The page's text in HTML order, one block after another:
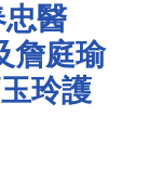
醫
詹庭瑜
玲護